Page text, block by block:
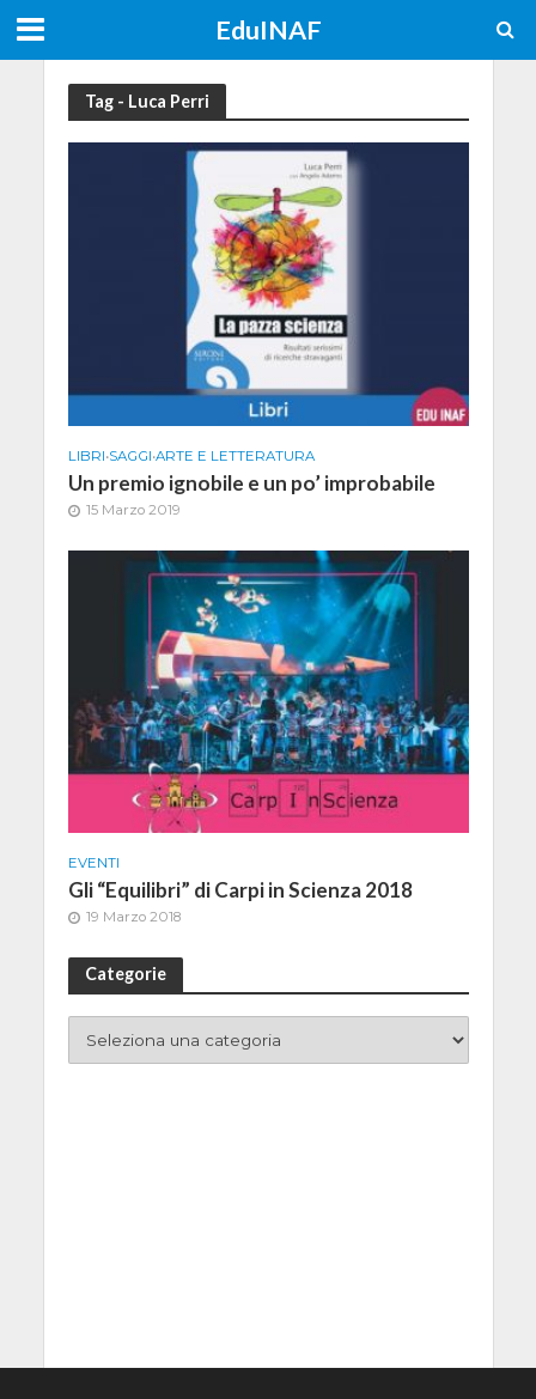
EduINAF
Tag - Luca Perri
LIBRI•SAGGI•ARTE E LETTERATURA
Un premio ignobile e un po’ improbabile
15 Marzo 2019
EVENTI
Gli “Equilibri” di Carpi in Scienza 2018
19 Marzo 2018
Categorie